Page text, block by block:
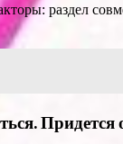
раздел